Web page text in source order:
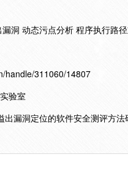
洞 动态污点分析 程序执行路
handle/311060/14807
验室
出漏洞定位的软件安全测评方